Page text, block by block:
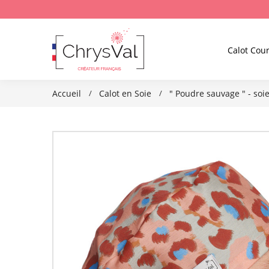
Calot
Accueil Calot en Soie " Poudre sauvage " - soie